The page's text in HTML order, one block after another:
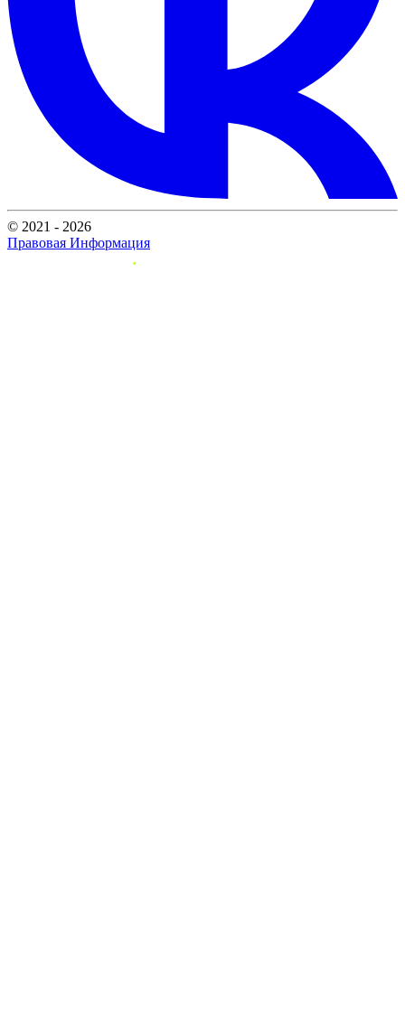
© 2021 - 2026
Правовая Информация